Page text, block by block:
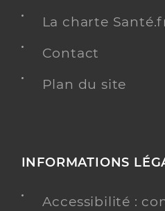
La charte
Contact
Plan du site
INFORMATIONS
Accessibilité :